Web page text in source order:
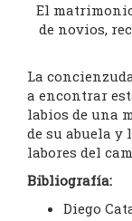
El
de novios,
La
a encontrar
labios de una
de su abuela y
labores del
Bibliografía:
Diego